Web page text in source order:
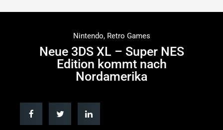
Nintendo, Retro Games
Neue 3DS XL – Super NES
Edition kommt nach
Nordamerika